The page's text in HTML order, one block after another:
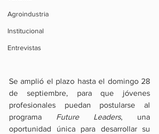
Agroindustria
Institucional
Entrevistas
Se amplió el plazo hasta el domingo 28
de septiembre, para que jóvenes
profesionales puedan postularse al
programa Future Leaders, una
oportunidad única para desarrollar su